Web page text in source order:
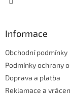
Informace
Obchodní podmínky
Podmínky ochrany
Doprava a platba
Reklamace a